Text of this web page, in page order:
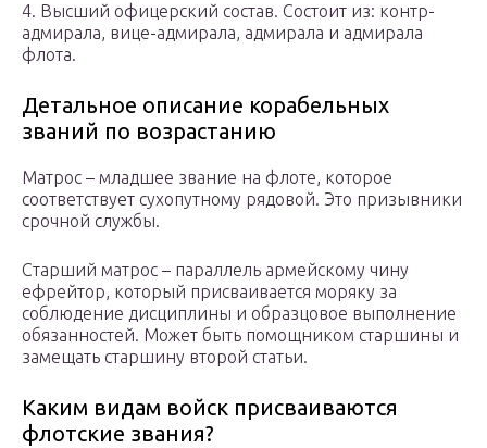
4. Высший офицерский состав. Состоит из: контр-
адмирала, вице-адмирала, адмирала и адмирала
флота.
Детальное описание корабельных
званий по возрастанию
Матрос – младшее звание на флоте, которое
соответствует сухопутному рядовой. Это призывники
срочной службы.
Старший матрос – параллель армейскому чину
ефрейтор, который присваивается моряку за
соблюдение дисциплины и образцовое выполнение
обязанностей. Может быть помощником старшины и
замещать старшину второй статьи.
Каким видам войск присваиваются
флотские звания?